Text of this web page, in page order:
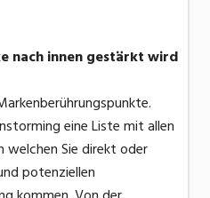
nach innen gestärkt wird
eine Liste mit allen
welchen Sie direkt oder
potenziellen